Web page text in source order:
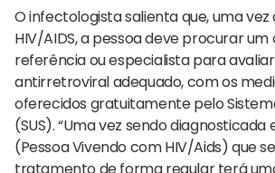
O infectologista salienta que, uma
HIV/AIDS, a pessoa deve procurar
referência ou especialista para
antirretroviral adequado, com os
oferecidos gratuitamente pelo
(SUS). “Uma vez sendo diagnosticada
(Pessoa Vivendo com HIV/Aids) que
tratamento de forma regular terá